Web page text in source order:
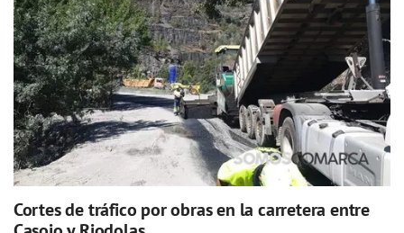
Cortes de tráfico por obras en la carretera entre